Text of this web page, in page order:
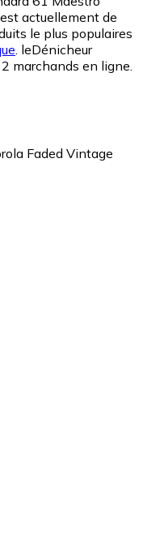
actuellement de
le plus populaires
. leDénicheur
marchands en ligne.
Faded Vintage